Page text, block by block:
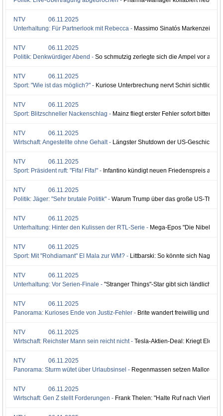
NTV
06.11.2025
Unterhaltung: Für Partnerlook mit Rebecca - Massimo Sinatós
NTV
06.11.2025
Politik: Denkwürdiger Abend - So schmutzig zerlegte sich die Ampel vor aller
NTV
06.11.2025
Sport: "Wie ist das möglich?" - Kuriose Unterbrechung nervt Schiri sichtlich
NTV
06.11.2025
Sport: Blitzschneller Nackenschlag - Mainz fliegt erster Fehler sofort bitter um
NTV
06.11.2025
Wirtschaft: Angestellte ohne Gehalt - Längster Shutdown der US-Geschichte
NTV
06.11.2025
Sport: Präsident ruft: "Fifa! Fifa!" - Infantino kündigt neuen Friedenspreis an -
NTV
06.11.2025
Politik: Jäger: "Sehr brutale Politik" - Warum Trump über das große US-
NTV
06.11.2025
Unterhaltung: Hinter den Kulissen der RTL-Serie - Mega-Epos "Die
NTV
06.11.2025
Sport: Mit "Rohdiamant" El Mala zur WM? - Littbarski: So könnte sich
NTV
06.11.2025
Unterhaltung: Vor Serien-Finale - "Stranger Things"-Star gibt sich ländlich in
NTV
06.11.2025
Panorama: Kurioses Ende von Justiz-Fehler - Brite wandert freiwillig und
NTV
06.11.2025
Wirtschaft: Reichster Mann sein reicht nicht - Tesla-Aktien-Deal: Kriegt Elon
NTV
06.11.2025
Panorama: Sturm wütet über Urlaubsinsel - Regenmassen setzen Mallorca
NTV
06.11.2025
Wirtschaft: Gen Z stellt Forderungen - Frank Thelen: "Halte Ruf nach